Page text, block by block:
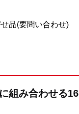
品(要問い合わせ)
組み合わせる16